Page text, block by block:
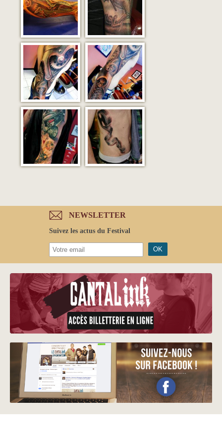
NEWSLETTER
Suivez les actus du Festival